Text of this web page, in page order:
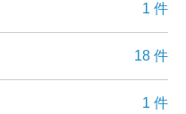
1 件
18 件
1 件